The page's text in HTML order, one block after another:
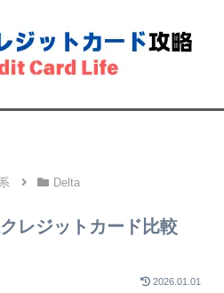
Delta
レジットカード比較
2026.01.01